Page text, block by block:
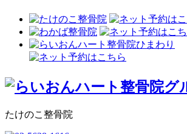
たけのこ整骨院